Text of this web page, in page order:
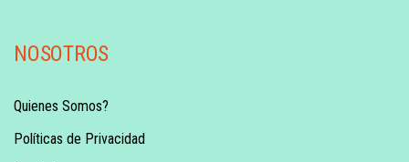
NOSOTROS
Quienes Somos?
Políticas de Privacidad